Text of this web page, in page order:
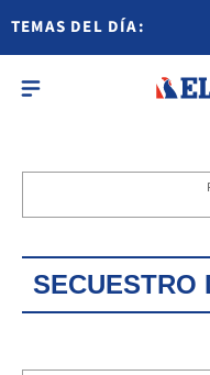
TEMAS DEL DÍA:
SECUESTRO